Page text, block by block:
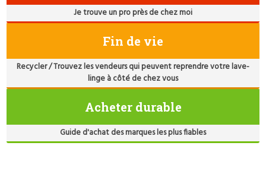
Je trouve un pro près de chez moi
Fin de vie
Recycler / Trouvez les vendeurs qui peuvent reprendre votre lave-
linge à côté de chez vous
Acheter durable
Guide d'achat des marques les plus fiables